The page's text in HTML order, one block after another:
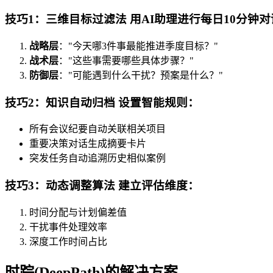
技巧1：三维目标过滤法 用AI助理进行每日10分钟
战略层："今天哪3件事最能推进季度目标？"
战术层："这些事需要哪些具体步骤？"
防御层："可能遇到什么干扰？预案是什么？"
技巧2：知识自动归档 设置智能规则：
所有会议纪要自动关联相关项目
重要决策对话生成摘要卡片
突发任务自动追溯历史相似案例
技巧3：动态调整算法 建立评估维度：
时间分配与计划偏差值
干扰事件处理效率
深度工作时间占比